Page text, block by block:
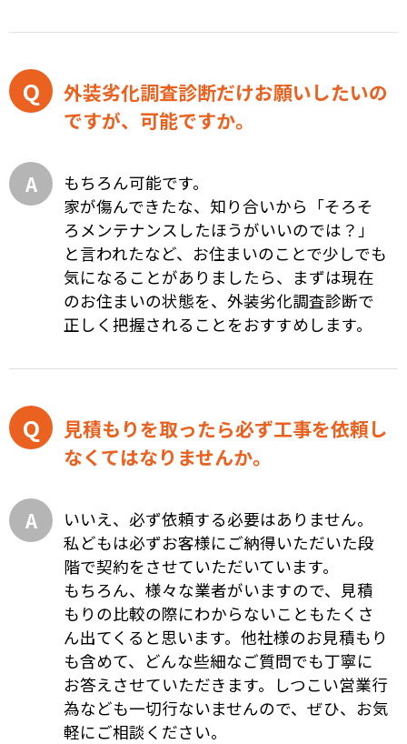
外装劣化調査診断だけお願いしたいの
ですが、可能ですか。
もちろん可能です。
家が傷んできたな、知り合いから「そろそ
ろメンテナンスしたほうがいいのでは？」
と言われたなど、お住まいのことで少しでも
気になることがありましたら、まずは現在
のお住まいの状態を、外装劣化調査診断で
正しく把握されることをおすすめします。
見積もりを取ったら必ず工事を依頼し
なくてはなりませんか。
いいえ、必ず依頼する必要はありません。
私どもは必ずお客様にご納得いただいた段
階で契約をさせていただいています。
もちろん、様々な業者がいますので、見積
もりの比較の際にわからないこともたくさ
ん出てくると思います。他社様のお見積もり
も含めて、どんな些細なご質問でも丁寧に
お答えさせていただきます。しつこい営業行
為なども一切行ないませんので、ぜひ、お気
軽にご相談ください。